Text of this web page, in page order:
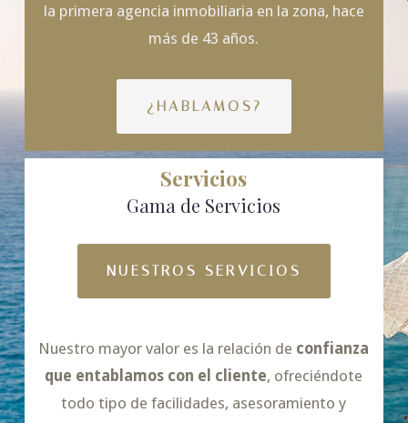
la primera agencia inmobiliaria en la zona, hace
más de 43 años.
¿HABLAMOS?
Servicios
Gama de Servicios
NUESTROS SERVICIOS
Nuestro mayor valor es la relación de confianza
que entablamos con el cliente, ofreciéndote
todo tipo de facilidades, asesoramiento y